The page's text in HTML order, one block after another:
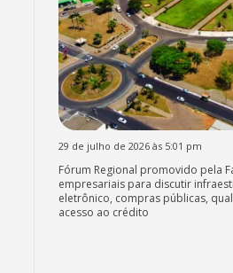
29 de julho de 2026 às 5:01 pm
Fórum Regional promovido pela
empresariais para discutir
eletrônico, compras públicas,
acesso ao crédito